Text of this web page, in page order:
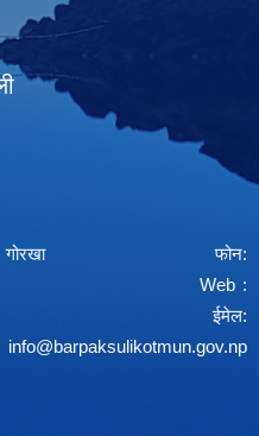
ताकुकोट गोरखा फोन:
Web :
ईमेल:
info@barpaksulikotmun.gov.np